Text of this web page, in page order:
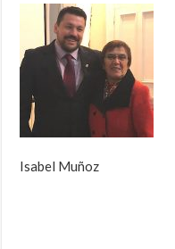
Isabel Muñoz